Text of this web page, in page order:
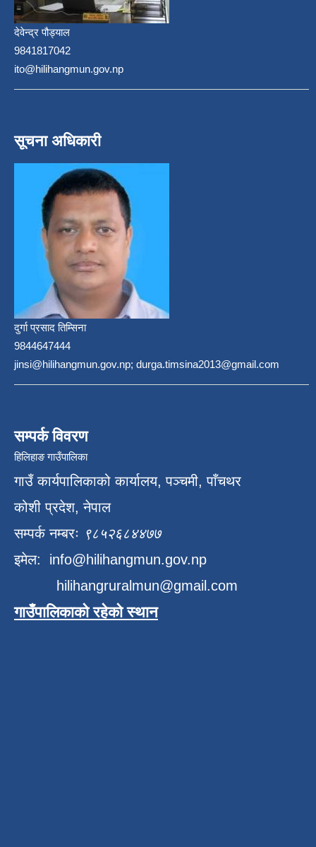
देवेन्द्र पौड्याल
9841817042
ito@hilihangmun.gov.np
सूचना अधिकारी
दुर्गा प्रसाद तिम्सिना
9844647444
jinsi@hilihangmun.gov.np; durga.timsina2013@gmail.com
सम्पर्क विवरण
हिलिहाङ गाउँपालिका
गाउँ कार्यपालिकाको कार्यालय, पञ्चमी, पाँचथर
कोशी प्रदेश, नेपाल
सम्पर्क नम्बरः ९८५२६८४४७७
इमेल: info@hilihangmun.gov.np
hilihangruralmun@gmail.com
गाउँपालिकाको रहेको स्थान